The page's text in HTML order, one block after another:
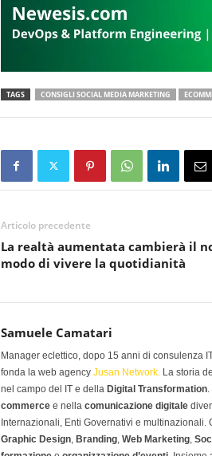
TAGS CONSIGLI SOCIAL MEDIA MARKETING
Articolo precedente
La realtà aumentata cambierà il
modo di vivere la quotidianità
Samuele Camatari
Manager eclettico, dopo 15 anni di consulenza
fonda la web agency Jusan Network.La storia
nel campo del IT e della Digital Transformation.
commercee nella comunicazione digitale
Internazionali, Enti Governativi e
Graphic Design, Branding, Web Marketing,